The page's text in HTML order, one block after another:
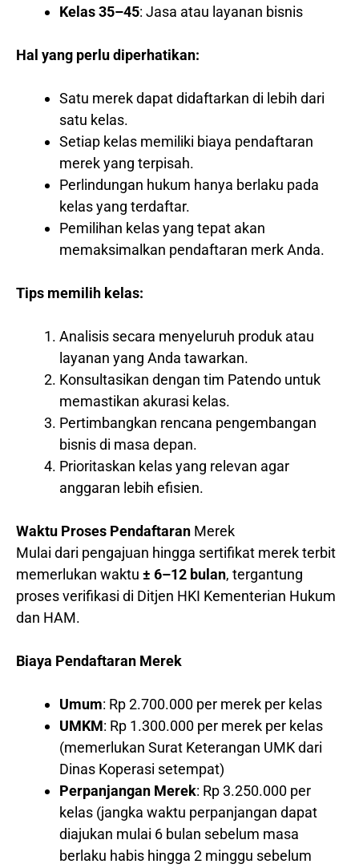
Kelas 35–45: Jasa atau layanan bisnis
Hal yang perlu diperhatikan:
Satu merek dapat didaftarkan di lebih dari
satu kelas.
Setiap kelas memiliki biaya pendaftaran
merek yang terpisah.
Perlindungan hukum hanya berlaku pada
kelas yang terdaftar.
Pemilihan kelas yang tepat akan
memaksimalkan pendaftaran merk Anda.
Tips memilih kelas:
Analisis secara menyeluruh produk atau
layanan yang Anda tawarkan.
Konsultasikan dengan tim Patendo untuk
memastikan akurasi kelas.
Pertimbangkan rencana pengembangan
bisnis di masa depan.
Prioritaskan kelas yang relevan agar
anggaran lebih efisien.
Waktu Proses Pendaftaran Merek
Mulai dari pengajuan hingga sertifikat merek terbit
memerlukan waktu ± 6–12 bulan, tergantung
proses verifikasi di Ditjen HKI Kementerian Hukum
dan HAM.
Biaya Pendaftaran Merek
Umum: Rp 2.700.000 per merek per kelas
UMKM: Rp 1.300.000 per merek per kelas
(memerlukan Surat Keterangan UMK dari
Dinas Koperasi setempat)
Perpanjangan Merek: Rp 3.250.000 per
kelas (jangka waktu perpanjangan dapat
diajukan mulai 6 bulan sebelum masa
berlaku habis hingga 2 minggu sebelum